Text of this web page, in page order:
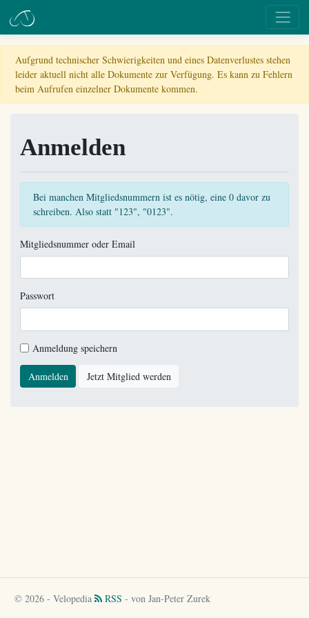
Aufgrund technischer Schwierigkeiten und eines Datenverlustes stehen
leider aktuell nicht alle Dokumente zur Verfügung. Es kann zu Fehlern
beim Aufrufen einzelner Dokumente kommen.
Anmelden
Bei manchen Mitgliedsnummern ist es nötig, eine 0 davor zu
schreiben. Also statt "123", "0123".
Mitgliedsnummer oder Email
Passwort
Anmeldung speichern
Anmelden Jetzt Mitglied werden
© 2026 - Velopedia RSS - von Jan-Peter Zurek